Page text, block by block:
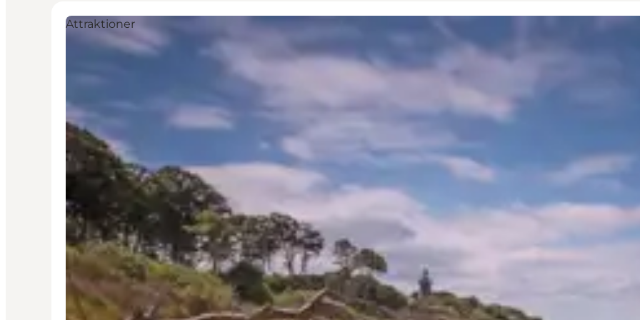
Attraktioner